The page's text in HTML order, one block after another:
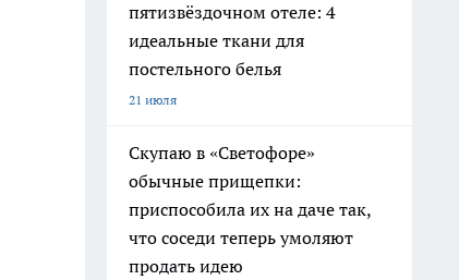
пятизвёздочном отеле: 4
идеальные ткани для
постельного белья
21 июля
Скупаю в «Светофоре»
обычные прищепки:
приспособила их на даче так,
что соседи теперь умоляют
продать идею